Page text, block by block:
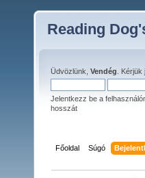
Reading
Üdvözlünk, Vendég . Kérjük
Jelentkezz be a
hosszát
Főoldal Súgó